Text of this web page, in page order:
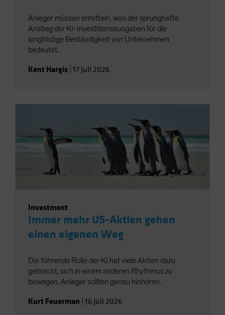
Anleger müssen ermitteln, was der sprunghafte
Anstieg der KI-Investitionsausgaben für die
langfristige Beständigkeit von Unternehmen
bedeutet.
Kent Hargis 17 Juli 2026
Investment
Immer mehr US-Aktien gehen
einen eigenen Weg
Die führende Rolle der KI hat viele Aktien dazu
gebracht, sich in einem anderen Rhythmus zu
bewegen. Anleger sollten genau hinhören.
Kurt Feuerman 16 Juli 2026